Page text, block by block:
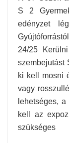
S 2
edényzet
24/25
szembejutást
ki kell mosni
vagy
lehetséges,
kell az
szükséges